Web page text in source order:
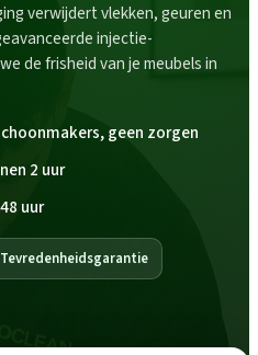
verwijdert vlekken, geuren en
injectie-
de frisheid van je meubels in
geen zorgen
2 uur
uur
Tevredenheidsgarantie